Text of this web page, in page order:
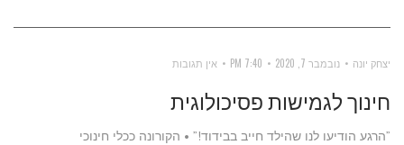
יצחק יונה נובמבר 7, 2020 7:40 PM אין תגובות
חינוך לגמישות פסיכולוגית
”הרגע הודיעו לנו שהילד חייב בבידוד!” • הקורונה ככלי חינוכי